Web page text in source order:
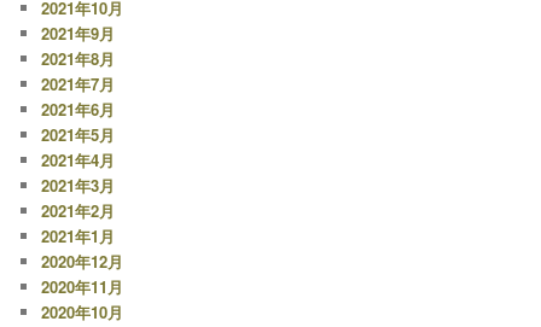
2021年10月
2021年9月
2021年8月
2021年7月
2021年6月
2021年5月
2021年4月
2021年3月
2021年2月
2021年1月
2020年12月
2020年11月
2020年10月